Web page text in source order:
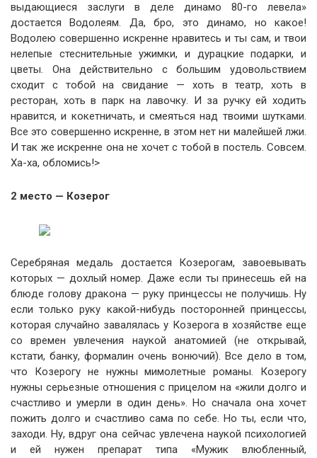
выдающиеся заслуги в деле динамо 80-го левела»
достается Водолеям. Да, бро, это динамо, но какое!
Водолею совершенно искренне нравитесь и ты сам, и твои
нелепые стеснительные ужимки, и дурацкие подарки, и
цветы. Она действительно с большим удовольствием
сходит с тобой на свидание — хоть в театр, хоть в
ресторан, хоть в парк на лавочку. И за ручку ей ходить
нравится, и кокетничать, и смеяться над твоими шутками.
Все это совершенно искренне, в этом нет ни малейшей лжи.
И так же искренне она не хочет с тобой в постель. Совсем.
Ха-ха, обломись!>
2 место — Козерог
Серебряная медаль достается Козерогам, завоевывать
которых — дохлый номер. Даже если ты принесешь ей на
блюде голову дракона — руку принцессы не получишь. Ну
если только руку какой-нибудь посторонней принцессы,
которая случайно завалялась у Козерога в хозяйстве еще
со времен увлечения наукой анатомией (не открывай,
кстати, банку, формалин очень вонючий). Все дело в том,
что Козерогу не нужны мимолетные романы. Козерогу
нужны серьезные отношения с прицелом на «жили долго и
счастливо и умерли в один день». Но сначала она хочет
пожить долго и счастливо сама по себе. Но ты, если что,
заходи. Ну, вдруг она сейчас увлечена наукой психологией
и ей нужен препарат типа «Мужик влюбленный,